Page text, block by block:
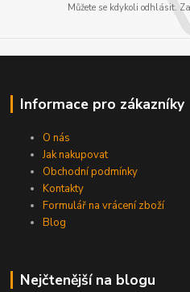
Můžete se kdykoli odhlásit.
Informace pro zákazníky
O nás
Jak nakupovat
Obchodní podmínky
Kontakty
Formulář na vrácení zboží
Blog
Nejčtenější na blogu